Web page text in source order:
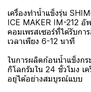
เครื่องทำน้ำแข็งรุ่น
ICE MAKER IM-212 อั
คอมเพรสเซอร์ที่ได้รับกา
เวลาเพียง 6-12 นาที
ในการผลิตก้อนน้ำแข็งก
กิโลกรัมใน 24 ชั่วโมง เ
อยู่ได้อย่างสมบูรณ์แบบ